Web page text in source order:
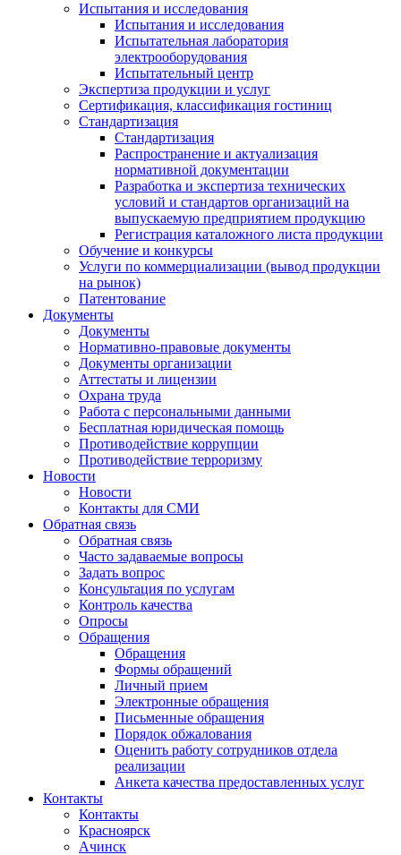
Испытания и исследования
Испытания и исследования
Испытательная лаборатория
электрооборудования
Испытательный центр
Экспертиза продукции и услуг
Сертификация, классификация гостиниц
Стандартизация
Стандартизация
Распространение и актуализация
нормативной документации
Разработка и экспертиза технических
условий и стандартов организаций на
выпускаемую предприятием продукцию
Регистрация каталожного листа продукции
Обучение и конкурсы
Услуги по коммерциализации (вывод продукции
на рынок)
Патентование
Документы
Документы
Нормативно-правовые документы
Документы организации
Аттестаты и лицензии
Охрана труда
Работа с персональными данными
Бесплатная юридическая помощь
Противодействие коррупции
Противодействие терроризму
Новости
Новости
Контакты для СМИ
Обратная связь
Обратная связь
Часто задаваемые вопросы
Задать вопрос
Консультация по услугам
Контроль качества
Опросы
Обращения
Обращения
Формы обращений
Личный прием
Электронные обращения
Письменные обращения
Порядок обжалования
Оценить работу сотрудников отдела
реализации
Анкета качества предоставленных услуг
Контакты
Контакты
Красноярск
Ачинск